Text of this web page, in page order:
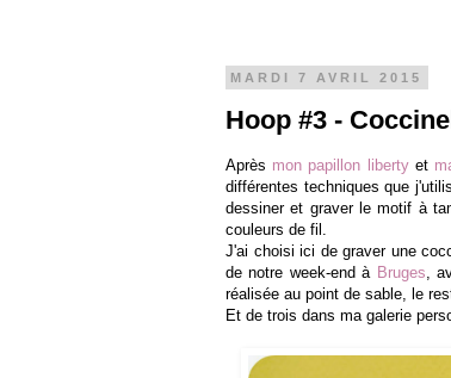
MARDI 7 AVRIL 2015
Hoop #3 -
Après mon papillon libertyet
différentes techniques que
dessiner et graver le motif à
couleurs de fil.
J'ai choisi ici de graver une
de notre week-end à Bruges
réalisée au point de sable, le
Et de trois dans ma galerie